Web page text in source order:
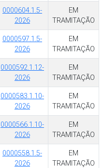
0000604.1.5-
2026
EM
TRAMITAÇÃO
0000597.1.5-
2026
EM
TRAMITAÇÃO
0000592.1.12-
2026
EM
TRAMITAÇÃO
0000583.1.10-
2026
EM
TRAMITAÇÃO
0000566.1.10-
2026
EM
TRAMITAÇÃO
0000558.1.5-
2026
EM
TRAMITAÇÃO